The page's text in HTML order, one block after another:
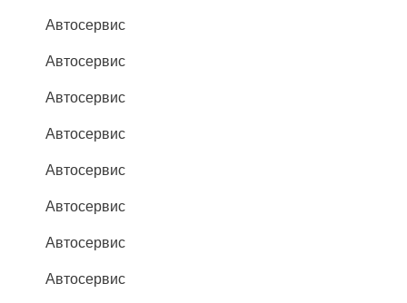
Автосервис
Автосервис
Автосервис
Автосервис
Автосервис
Автосервис
Автосервис
Автосервис